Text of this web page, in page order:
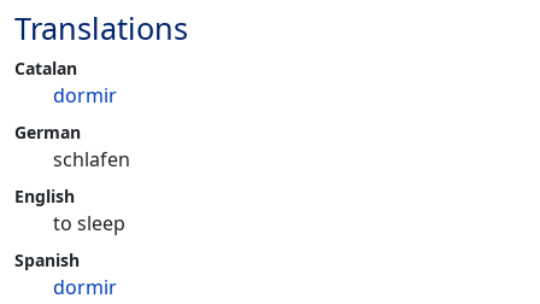
Translations
Catalan
dormir
German
schlafen
English
to sleep
Spanish
dormir